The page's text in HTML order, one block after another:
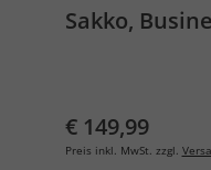
Sakko,
€ 149,99
Preis inkl. MwSt. zzgl.